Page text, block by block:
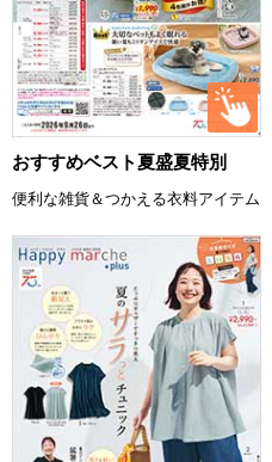
おすすめベスト夏盛夏特別
便利な雑貨＆つかえる衣料アイテム